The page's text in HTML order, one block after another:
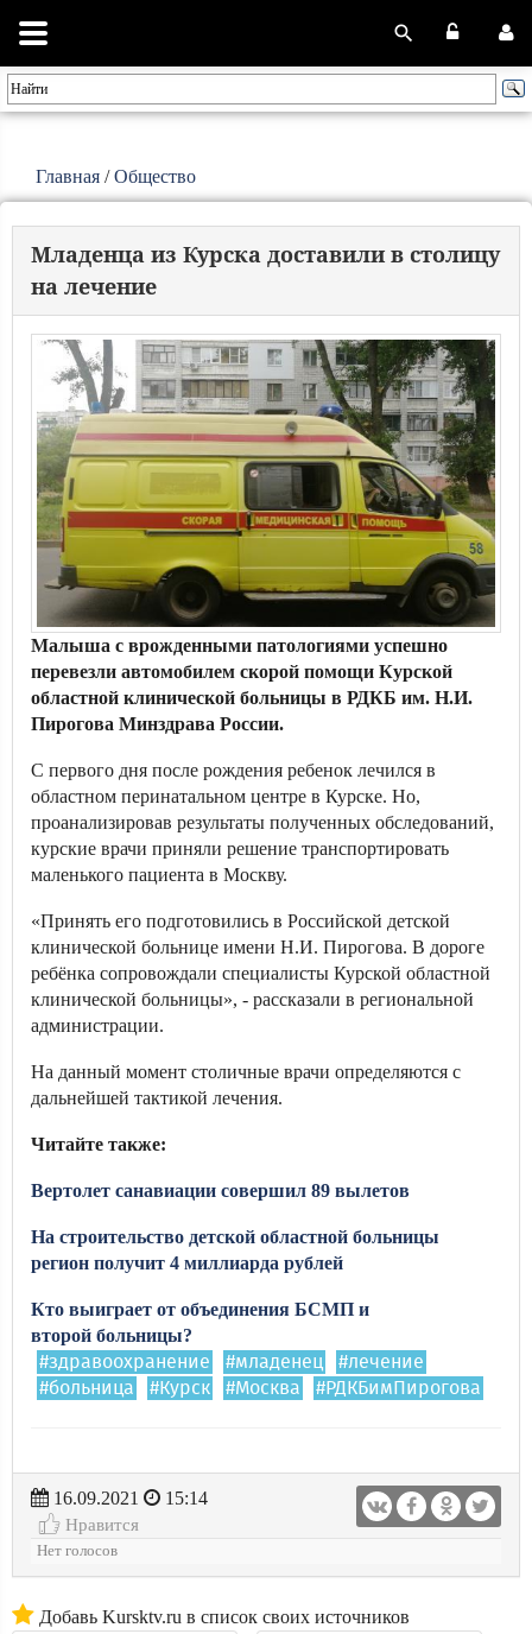
Главная /Общество
Младенца из Курска доставили в столицу
на лечение
Малыша с врожденными патологиями успешно
перевезли автомобилем скорой помощи Курской
областной клинической больницы в РДКБ им. Н.И.
Пирогова Минздрава России.
С первого дня после рождения ребенок лечился в
областном перинатальном центре в Курске. Но,
проанализировав результаты полученных обследований,
курские врачи приняли решение транспортировать
маленького пациента в Москву.
«Принять его подготовились в Российской детской
клинической больнице имени Н.И. Пирогова. В дороге
ребёнка сопровождали специалисты Курской областной
клинической больницы», - рассказали в региональной
администрации.
На данный момент столичные врачи определяются с
дальнейшей тактикой лечения.
Читайте также:
Вертолет санавиации совершил 89 вылетов
На строительство детской областной больницы
регион получит 4 миллиарда рублей
Кто выиграет от объединения БСМП и
второй больницы?
#здравоохранение #младенец
#лечение
#больница
#Курск #Москва #РДКБимПирогова
16.09.2021
15:14
Нравится
Нет голосов
Добавь Kursktv.ru в список своих источников